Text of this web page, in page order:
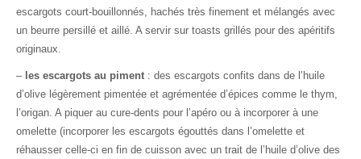
escargots court-bouillonnés, hachés très finement et mélangés avec
un beurre persillé et aillé. A servir sur toasts grillés pour des apéritifs
originaux.
– les escargots au piment : des escargots confits dans de l’huile
d’olive légèrement pimentée et agrémentée d’épices comme le thym,
l’origan. A piquer au cure-dents pour l’apéro ou à incorporer à une
omelette (incorporer les escargots égouttés dans l’omelette et
réhausser celle-ci en fin de cuisson avec un trait de l’huile d’olive des